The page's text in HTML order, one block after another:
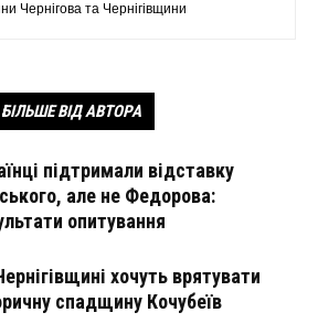
Чернігова та Чернігівщини
БІЛЬШЕ ВІД АВТОРА
підтримали відставку
але не Федорова:
опитування
хочуть врятувати
спадщину Кочубеїв